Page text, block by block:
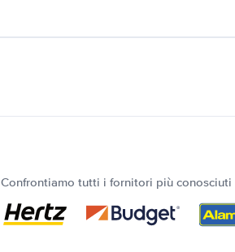
Confrontiamo tutti i fornitori più conosciuti